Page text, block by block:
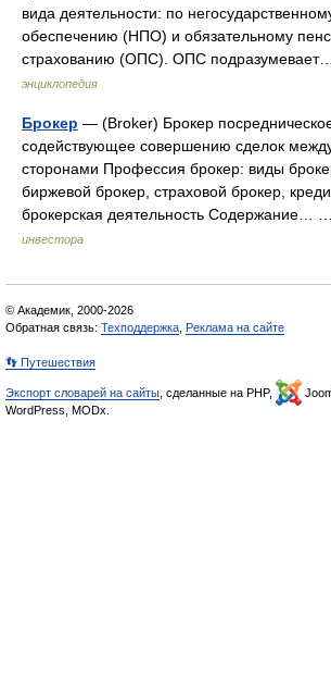
вида деятельности: по
обеспечению (НПО) и обязательному
страхованию (ОПС). ОПС
энциклопедия
Брокер — (Broker) Брокер
содействующее совершению сделок
сторонами Профессия брокер: виды
биржевой брокер, страховой брокер,
брокерская деятельность Содержание…
инвестора
© Академик, 2000-2026
Обратная связь: Техподдержка Реклама на сайте
👣 Путешествия
Экспорт словарей на сайты , сделанные на PHP,
WordPress, MODx.